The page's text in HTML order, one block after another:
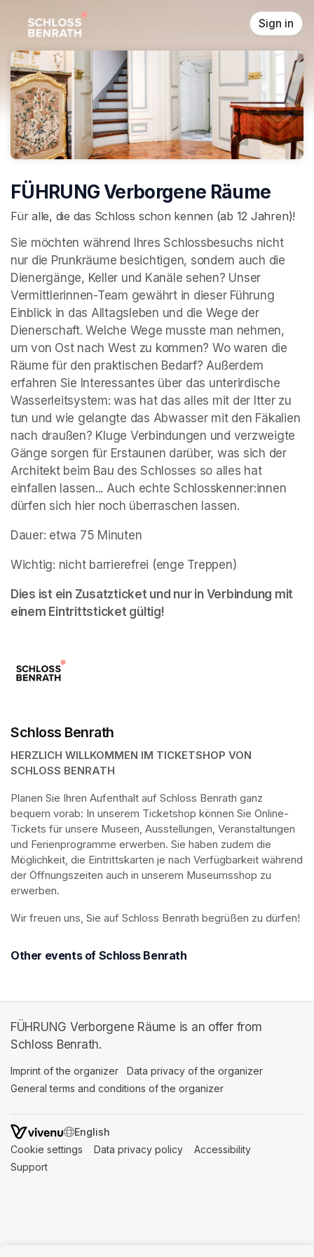
Sign in
FÜHRUNG Verborgene Räume
Für alle, die das Schloss schon kennen (ab 12 Jahren)!
Sie möchten während Ihres Schlossbesuchs nicht
nur die Prunkräume besichtigen, sondern auch die
Dienergänge, Keller und Kanäle sehen? Unser
Vermittlerinnen-Team gewährt in dieser Führung
Einblick in das Alltagsleben und die Wege der
Dienerschaft. Welche Wege musste man nehmen,
um von Ost nach West zu kommen? Wo waren die
Räume für den praktischen Bedarf? Außerdem
erfahren Sie Interessantes über das unterirdische
Wasserleitsystem: was hat das alles mit der Itter zu
tun und wie gelangte das Abwasser mit den Fäkalien
nach draußen? Kluge Verbindungen und verzweigte
Gänge sorgen für Erstaunen darüber, was sich der
Architekt beim Bau des Schlosses so alles hat
einfallen lassen... Auch echte Schlosskenner:innen
dürfen sich hier noch überraschen lassen.
Dauer: etwa 75 Minuten
Wichtig: nicht barrierefrei (enge Treppen)
Dies ist ein Zusatzticket und nur in Verbindung mit
einem Eintrittsticket gültig!
Schloss Benrath
HERZLICH WILLKOMMEN IM TICKETSHOP VON
SCHLOSS BENRATH
Planen Sie Ihren Aufenthalt auf Schloss Benrath ganz
bequem vorab: In unserem Ticketshop können Sie Online-
Tickets für unsere Museen, Ausstellungen, Veranstaltungen
und Ferienprogramme erwerben. Sie haben zudem die
Möglichkeit, die Eintrittskarten je nach Verfügbarkeit während
der Öffnungszeiten auch in unserem Museumsshop zu
erwerben.
Wir freuen uns, Sie auf Schloss Benrath begrüßen zu dürfen!
Other events of Schloss Benrath
FÜHRUNG Verborgene Räume is an offer from
Schloss Benrath.
Imprint of the organizer (opens in a new tab)
Data privacy of the organizer
General terms and conditions of the organizer
SWITCH LANGUAGE
Cookie settings (opens in a new tab)
Data privacy policy (opens in a new tab)
Accessibility
Support